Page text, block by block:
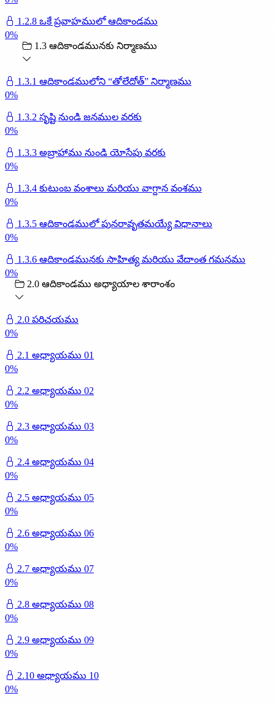
1.2.8 ఒకే ప్రవాహములో ఆదికాండము
0%
1.3 ఆదికాండమునకు నిర్మాణము
1.3.1 ఆదికాండములోని “తోలేదోత్” నిర్మాణము
0%
1.3.2 సృష్టి నుండి జనముల వరకు
0%
1.3.3 అబ్రాహాము నుండి యోసేపు వరకు
0%
1.3.4 కుటుంబ వంశాలు మరియు వాగ్దాన వంశము
0%
1.3.5 ఆదికాండములో పునరావృతమయ్యే విధానాలు
0%
1.3.6 ఆదికాండమునకు సాహిత్య మరియు వేదాంత గమనము
0%
2.0 ఆదికాండము అధ్యాయాల శారాంశం
2.0 పరిచయము
0%
2.1 అధ్యాయము 01
0%
2.2 అధ్యాయము 02
0%
2.3 అధ్యాయము 03
0%
2.4 అధ్యాయము 04
0%
2.5 అధ్యాయము 05
0%
2.6 అధ్యాయము 06
0%
2.7 అధ్యాయము 07
0%
2.8 అధ్యాయము 08
0%
2.9 అధ్యాయము 09
0%
2.10 అధ్యాయము 10
0%